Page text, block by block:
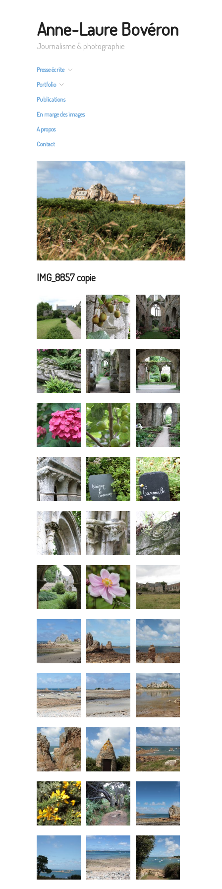
Anne-Laure Bovéron
Journalisme & photographie
Presse écrite
Portfolio
Publications
En marge des images
A propos
Contact
IMG_8857 copie